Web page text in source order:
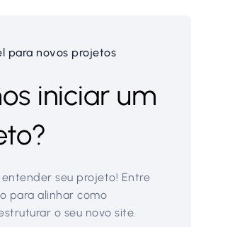
para novos projetos
iniciar um
entender seu projeto! Entre
para alinhar como
o seu novo site.